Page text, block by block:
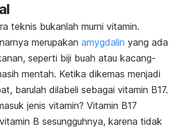
teknis bukanlah murni vitamin.
merupakan amygdalin yang ada
seperti biji buah atau kacang-
mentah. Ketika dikemas menjadi
barulah dilabeli sebagai vitamin B17.
jenis vitamin? Vitamin B17
B sesungguhnya, karena tidak